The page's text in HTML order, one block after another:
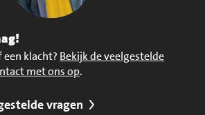
een klacht? Bekijk de veelgestelde
met ons op.
vragen